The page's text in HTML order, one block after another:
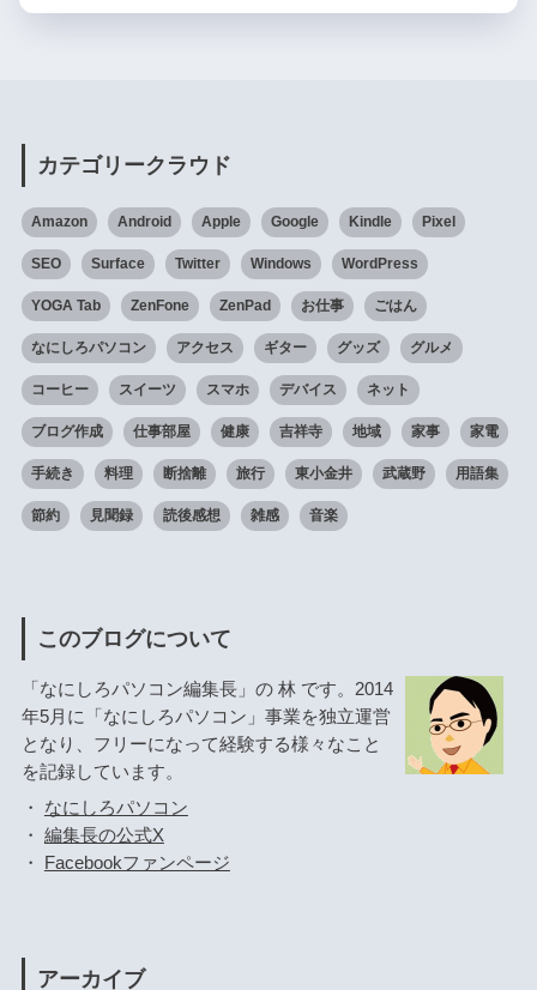
カテゴリークラウド
Amazon Android Apple Google Kindle Pixel
SEO Surface Twitter Windows WordPress
YOGA Tab ZenFone ZenPad お仕事 ごはん
なにしろパソコン アクセス ギター グッズ グルメ
コーヒー スイーツ スマホ デバイス ネット
ブログ作成 仕事部屋 健康 吉祥寺 地域 家事 家電
手続き 料理 断捨離 旅行 東小金井 武蔵野 用語集
節約 見聞録 読後感想 雑感 音楽
このブログについて
「なにしろパソコン編集長」の 林 です。2014
年5月に「なにしろパソコン」事業を独立運営
となり、フリーになって経験する様々なこと
を記録しています。
・ なにしろパソコン
・ 編集長の公式X
・
Facebookファンページ
アーカイブ